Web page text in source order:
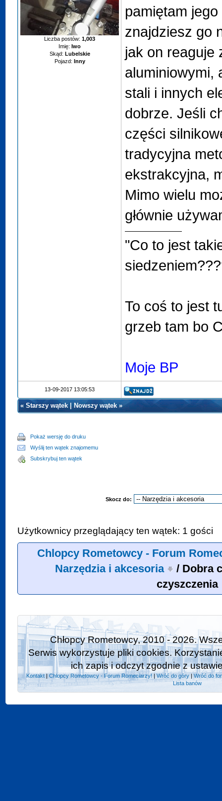
Liczba postów:1,003
Imię: Iwo
Skąd: Lubelskie
Pojazd: Inny
pamiętam
znajdziesz go
jak on reaguje
aluminiowymi,
stali i innych
dobrze. Jeśli
części
tradycyjna
ekstrakcyjna,
Mimo wielu
głównie
"Co to jest
To coś to jest
grzeb tam bo
Moje BP
13-09-2017 13:05:53
«Starszy wątek Nowszy wątek»
Pokaż wersję do druku
Wyślij ten wątek znajomemu
Subskrybuj ten wątek
Skocz do:
Użytkownicy przeglądający ten wątek: 1 gości
Chlopcy Rometowcy - Forum
Narzędzia i akcesoria
/ Dobra
czyszczenia
Chłopcy Rometowcy, 2010 - 2026.
Serwis wykorzystuje pliki cookies.
ich zapis i odczyt zgodnie z
Kontakt| Chlopcy Rometowcy - Forum Romeciarzy! |Wróć do góry| Wróć do
Lista banów